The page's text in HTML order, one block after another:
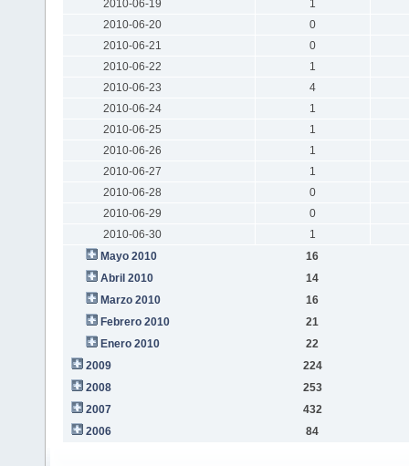
2010-06-19
1
2010-06-20
0
2010-06-21
0
2010-06-22
1
2010-06-23
4
2010-06-24
1
2010-06-25
1
2010-06-26
1
2010-06-27
1
2010-06-28
0
2010-06-29
0
2010-06-30
1
Mayo 2010
16
Abril 2010
14
Marzo 2010
16
Febrero 2010
21
Enero 2010
22
2009
224
2008
253
2007
432
2006
84